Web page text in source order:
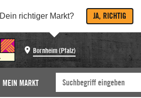
Dein richtiger Markt? JA, RICHTIG
Bornheim (Pfalz)
MEIN MARKT